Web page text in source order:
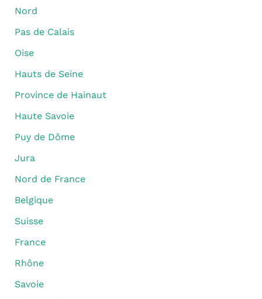
Nord
Pas de Calais
Oise
Hauts de Seine
Province de Hainaut
Haute Savoie
Puy de Dôme
Jura
Nord de France
Belgique
Suisse
France
Rhône
Savoie